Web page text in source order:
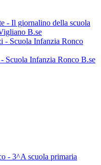
- Il giornalino della scuola
B.se
- Scuola Infanzia Ronco
Scuola Infanzia Ronco B.se
- 3^A scuola primaria